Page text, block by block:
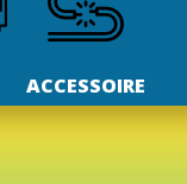
ACCESSOIRE